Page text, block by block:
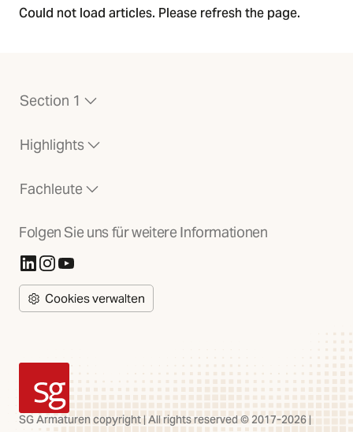
Could not load articles. Please refresh the page.
Section 1
Highlights
Fachleute
Folgen Sie uns für weitere Informationen
(Öffnet in neuer Registerkarte)
(Öffnet in neuer Registerkarte)
(Öffnet in neuer Registerkarte)
Cookies verwalten
SG Armaturen
SG Armaturen copyright | All rights reserved © 2017-2026 |